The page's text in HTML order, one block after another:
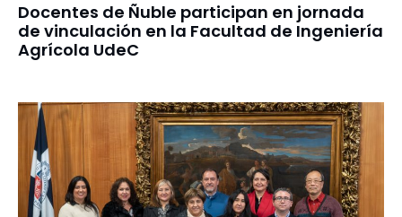
Docentes de Ñuble participan en jornada
de vinculación en la Facultad de Ingeniería
Agrícola UdeC